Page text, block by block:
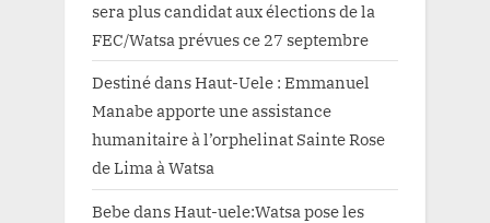
sera plus candidat aux élections de la
FEC/Watsa prévues ce 27 septembre
DestinédansHaut-Uele : Emmanuel
Manabe apporte une assistance
humanitaire à l’orphelinat Sainte Rose
de Lima à Watsa
BebedansHaut-uele:Watsa pose les